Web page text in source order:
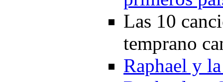
Las 10
temprano
Raphael y